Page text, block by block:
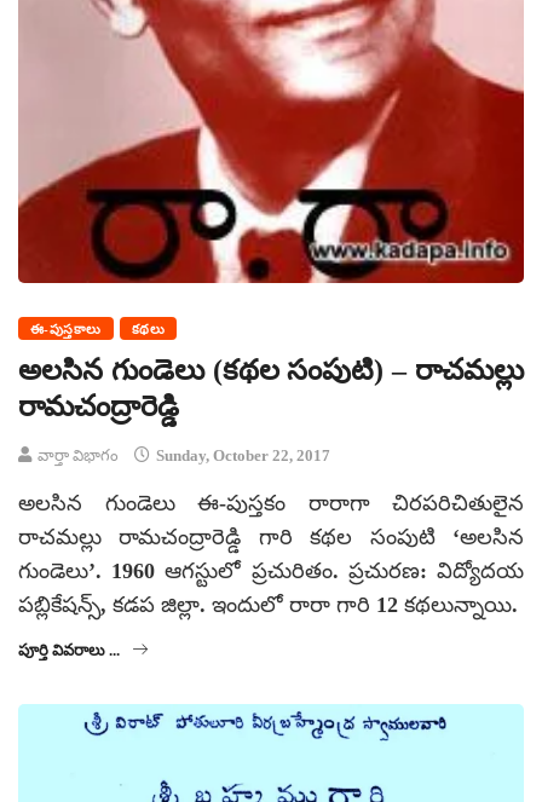
ఈ-పుస్తకాలు కథలు
అలసిన గుండెలు (కథల సంపుటి) – రాచమల్లు
రామచంద్రారెడ్డి
వార్తా విభాగం Sunday, October 22, 2017
అలసిన గుండెలు ఈ-పుస్తకం రారాగా చిరపరిచితులైన
రాచమల్లు రామచంద్రారెడ్డి గారి కథల సంపుటి ‘అలసిన
గుండెలు’. 1960 ఆగస్టులో ప్రచురితం. ప్రచురణ: విద్యోదయ
పబ్లికేషన్స్, కడప జిల్లా. ఇందులో రారా గారి 12 కథలున్నాయి.
పూర్తి వివరాలు ...